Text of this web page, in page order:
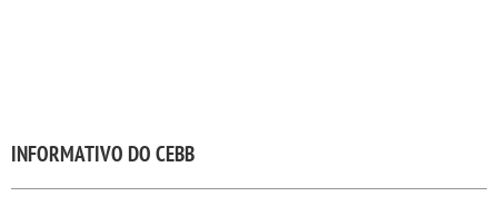
INFORMATIVO DO CEBB